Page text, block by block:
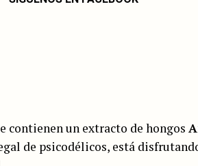
contienen un extracto de hongos
de psicodélicos, está